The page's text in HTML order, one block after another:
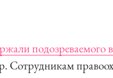
подозреваемого
Сотрудникам